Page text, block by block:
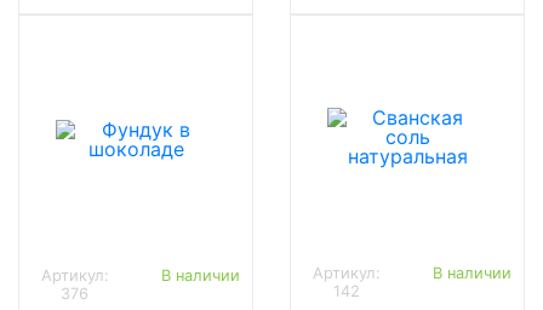
Артикул:
376
В наличии
Артикул:
142
В наличии